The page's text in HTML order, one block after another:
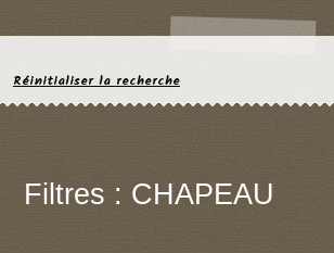
Réinitialiser la recherche
Filtres : CHAPEAU